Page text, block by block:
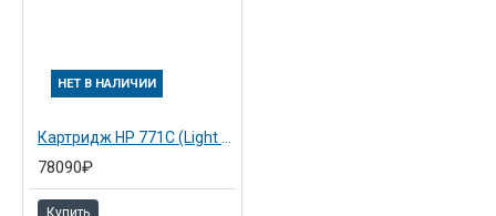
НЕТ В НАЛИЧИИ
78090₽
Купить